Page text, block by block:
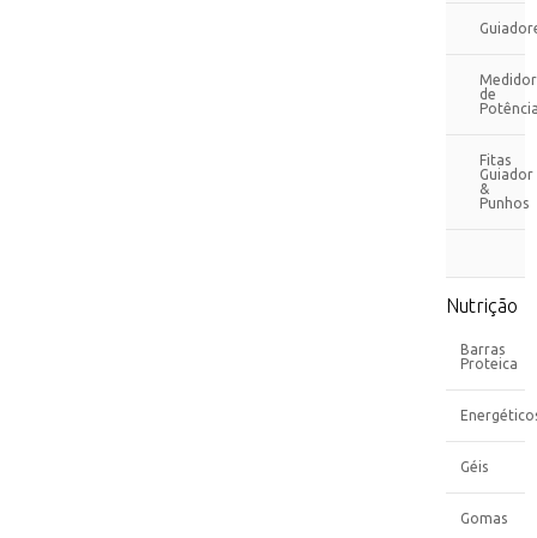
de
Fitas
Guiador
&
Punhos
Nutrição
Barras
Proteica
Géis
Gomas